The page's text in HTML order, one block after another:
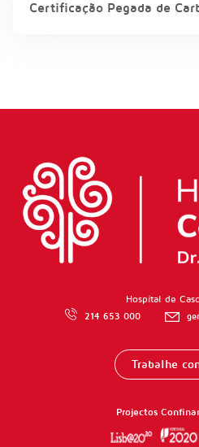
Certificação Pegada de
Hospítal de
214 653 000
Trabalhe
Projectos